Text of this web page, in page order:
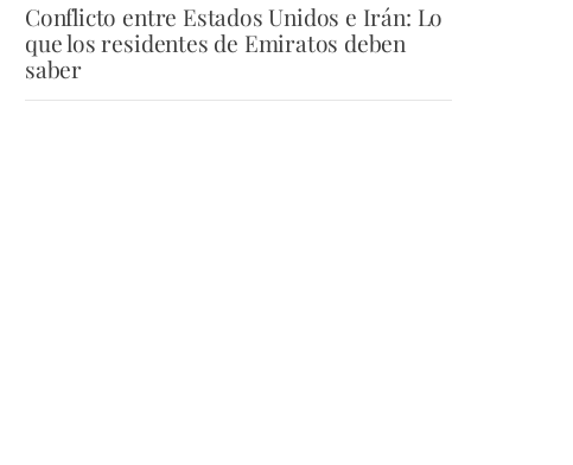
Conflicto entre Estados Unidos e Irán: Lo
que los residentes de Emiratos deben
saber